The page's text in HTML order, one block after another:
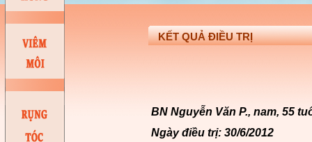
KẾT QUẢ ĐIỀU TRỊ
BN Nguyễn Văn P., nam, 55
Ngày điều trị: 30/6/2012